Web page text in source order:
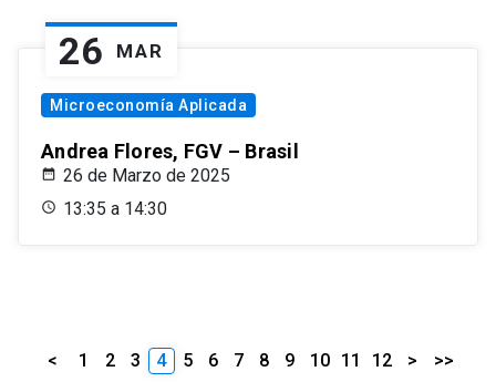
26 MAR
Microeconomía Aplicada
Andrea Flores, FGV – Brasil
26 de Marzo de 2025
13:35 a 14:30
< 1 2 3 4 5 6 7 8 9 10 11 12 > >>